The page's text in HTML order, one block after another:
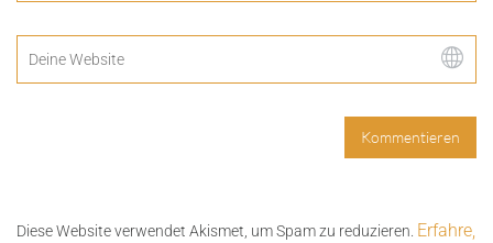
Diese Website verwendet Akismet, um Spam zu reduzieren. Erfahre,